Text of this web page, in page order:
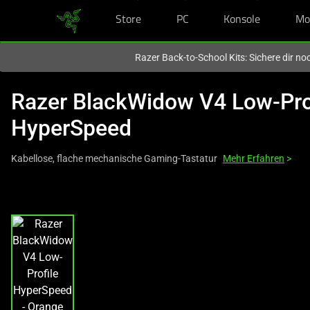
Store PC Konsole
Razer Back-to-School Kits: Sichere dir
Razer BlackWidow V4 Low-
HyperSpeed
Kabellose, flache mechanische Gaming-Tastatur Mehr Erfahren >
a
carousel
with
one
large
image